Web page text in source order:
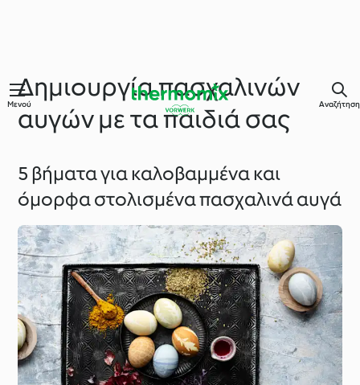
Μενού Αναζήτηση
Δημιουργία πασχαλινών
αυγών με τα παιδιά σας
5 βήματα για καλοβαμμένα και
όμορφα στολισμένα πασχαλινά αυγά